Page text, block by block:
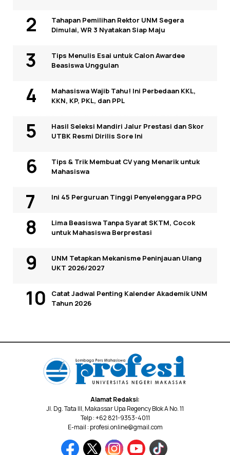
Tahapan Pemilihan Rektor UNM Segera
Dimulai, WR 3 Nyatakan Siap Maju
Tips Menulis Esai untuk Calon Awardee
Beasiswa Unggulan
Mahasiswa Wajib Tahu! Ini Perbedaan KKL,
KKN, KP, PKL, dan PPL
Hasil Seleksi Mandiri Jalur Prestasi dan Skor
UTBK Resmi Dirilis Sore Ini
Tips & Trik Membuat CV yang Menarik untuk
Mahasiswa
Ini 45 Perguruan Tinggi Penyelenggara PPG
Lima Beasiswa Tanpa Syarat SKTM, Cocok
untuk Mahasiswa Berprestasi
UNM Tetapkan Mekanisme Peninjauan Ulang
UKT 2026/2027
Catat Jadwal Penting Kalender Akademik UNM
Tahun 2026
Alamat Redaksi:
Jl. Dg. Tata III, Makassar Upa Regency Blok A No. 11
Telp : +62 821-9353-4011
E-mail : profesi.online@gmail.com